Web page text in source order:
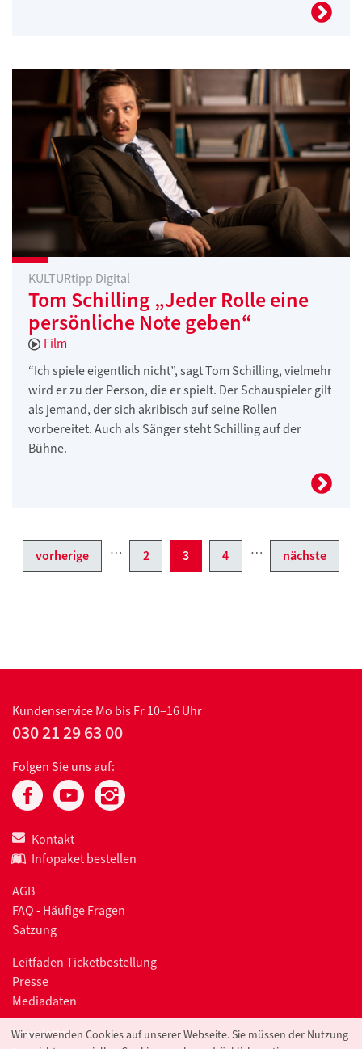
KULTURtipp Digital
Tom Schilling „Jeder Rolle eine
persönliche Note geben“
Film
“Ich spiele eigentlich nicht”, sagt Tom Schilling, vielmehr
wird er zu der Person, die er spielt. Der Schauspieler gilt
als jemand, der sich akribisch auf seine Rollen
vorbereitet. Auch als Sänger steht Schilling auf der
Bühne.
vorherige … 2 3 4 … nächste
KundenserviceMo bis Fr 10–16 Uhr
030 21 29 63 00
Folgen Sie uns auf:
Kontakt
Infopaket bestellen
AGB
FAQ - Häufige Fragen
Satzung
Leitfaden Ticketbestellung
Presse
Mediadaten
Newsletter
Wir verwenden Cookies auf unserer Webseite. Sie müssen der Nutzung